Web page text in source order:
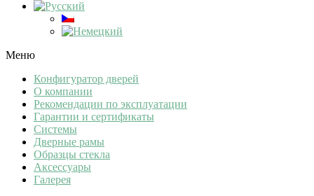
Меню
Конфигуратор дверей
О компании
Рекомендации по эксплуатации
Гарантии и сертификаты
Системы
Дверные рамы
Образцы стекла
Аксессуары
Галерея